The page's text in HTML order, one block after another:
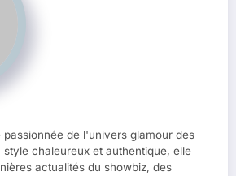
de l'univers glamour des
chaleureux et authentique, elle
actualités du showbiz, des